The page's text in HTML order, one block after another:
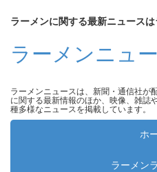
ラーメンに関する最新ニュース
ラーメンニュ
ラーメンニュースは、新聞・通信社が
に関する最新情報のほか、映像、雑誌
種多様なニュースを掲載しています。
ホ
ラーメン